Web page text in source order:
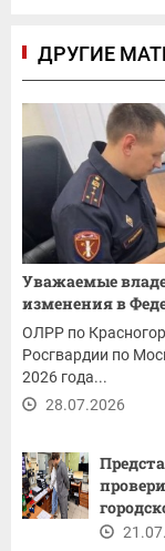
ДРУГИЕ
Уважаемые
изменения в
ОЛРР по
Росгвардии по
2026 года...
28.07.2026